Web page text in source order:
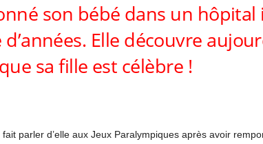
son bébé dans un hôpital
Elle découvre
que sa fille est célèbre !
parler d’elle aux Jeux Paralympiques après avoir